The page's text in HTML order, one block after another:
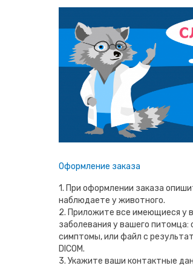
Оформление заказа
1. При оформлении заказа
наблюдаете у животного.
2. Приложите все имеющиеся у
заболевания у вашего
симптомы, или файл с
DICOM.
3. Укажите ваши контактные